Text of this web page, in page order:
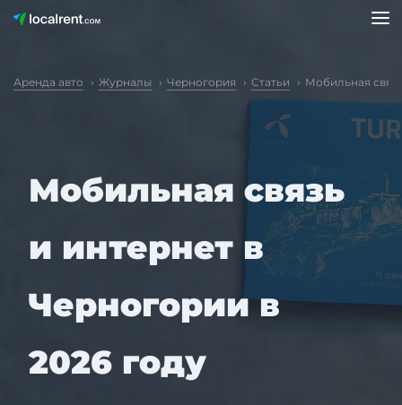
Аренда авто Журналы Черногория Статьи Мобильная
Мобильная связь
и интернет в
Черногории в
2026 году